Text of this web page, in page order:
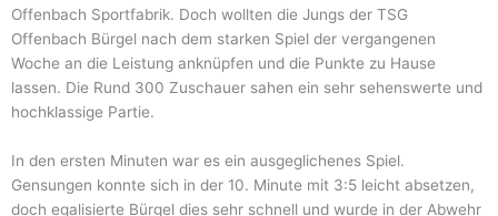
Offenbach Sportfabrik. Doch wollten die Jungs der TSG
Offenbach Bürgel nach dem starken Spiel der vergangenen
Woche an die Leistung anknüpfen und die Punkte zu Hause
lassen. Die Rund 300 Zuschauer sahen ein sehr sehenswerte und
hochklassige Partie.
In den ersten Minuten war es ein ausgeglichenes Spiel.
Gensungen konnte sich in der 10. Minute mit 3:5 leicht absetzen,
doch egalisierte Bürgel dies sehr schnell und wurde in der Abwehr